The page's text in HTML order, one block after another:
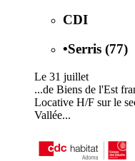
CDI
•Serris (77)
Le 31 juillet
...de Biens de l'Est
Locative H/F sur le
Vallée...